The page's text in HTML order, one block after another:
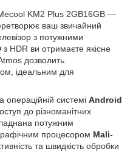
KM2 Plus 2GB16GB —
ваш звичайний
з потужними
з HDR ви отримаєте якісне
дозволить
ідеальним для
системі Android
до різноманітних
потужним
процесором Mali-
та швидкість обробки